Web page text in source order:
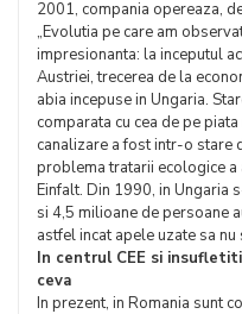
2001, compania opereaza,
„Evolutia pe care am
impresionanta: la inceputul
Austriei, trecerea de la
abia incepuse in Ungaria.
comparata cu cea de pe
canalizare a fost intr-o stare
problema tratarii ecologice a
Einfalt. Din 1990, in Ungaria
si 4,5 milioane de persoane
astfel incat apele uzate sa
In centrul CEE si
ceva
In prezent, in Romania sunt